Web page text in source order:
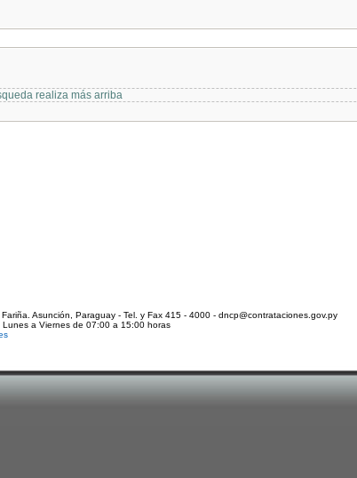
realiza más arriba
Asunción, Paraguay - Tel. y Fax 415 - 4000 - dncp@contrataciones.gov.py
Lunes a Viernes de 07:00 a 15:00 horas